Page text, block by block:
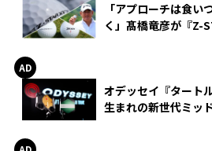
「アプローチは食い
く」髙橋竜彦が『Z-
オデッセイ『タート
生まれの新世代ミッ